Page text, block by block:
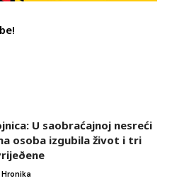
U saobraćajnoj nesreći
osoba izgubila život i tri